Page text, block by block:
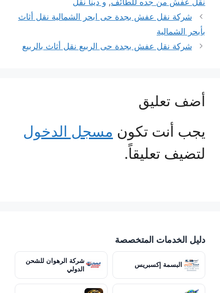
شركة نقل عفش بجدة حى ابحر الشمالية نقل أثاث
بأبحر الشمالية
شركة نقل عفش بجدة حى الربيع نقل أثاث بالربيع
أضف تعليق
يجب أنت تكون مسجل الدخول
لتضيف تعليقاً.
دليل الخدمات المتخصصة
البسمة إكسبريس
شركة الرهوان للشحن
الدولي